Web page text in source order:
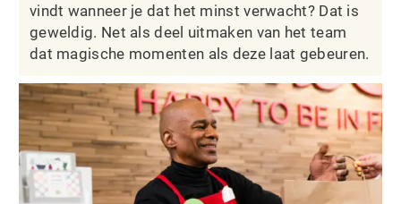
vindt wanneer je dat het minst verwacht? Dat is
geweldig. Net als deel uitmaken van het team
dat magische momenten als deze laat gebeuren.